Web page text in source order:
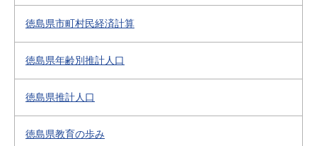
徳島県市町村民経済計算
徳島県年齢別推計人口
徳島県推計人口
徳島県教育の歩み